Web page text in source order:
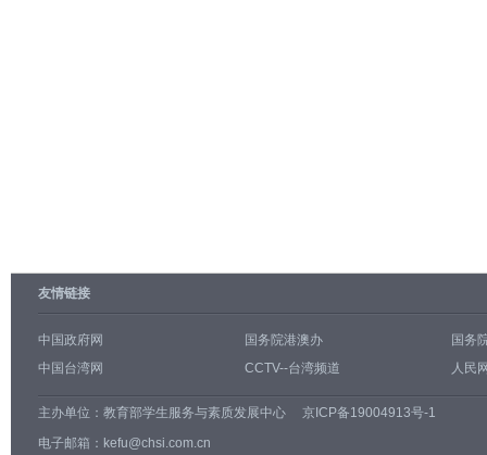
友情链接
中国政府网 国务院港澳办
国务
中国台湾网
CCTV--台湾频道 人民
主办单位： 教育部学生服务与素质发展中心
京ICP备19004913号-1
电子邮箱：kefu@chsi.com.cn